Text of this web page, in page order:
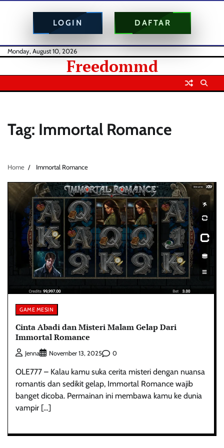
LOGIN DAFTAR
Skip
content
Monday, August 10, 2026
Freedommd
Tag: Immortal Romance
Home Immortal Romance
GAME MESIN
Cinta Abadi dan Misteri Malam Gelap Dari
Immortal Romance
Jenna November 13, 2025 0
OLE777 – Kalau kamu suka cerita misteri dengan nuansa
romantis dan sedikit gelap, Immortal Romance wajib
banget dicoba. Permainan ini membawa kamu ke dunia
vampir […]